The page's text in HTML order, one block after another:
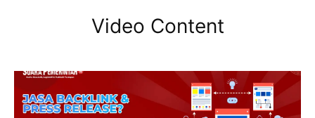
Video Content